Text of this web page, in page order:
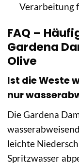
Verarbeitung
FAQ –
Gardena
Olive
Ist die Weste
nur
Die Gardena
leichte
Spritzwasser